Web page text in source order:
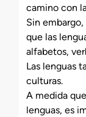
camino con
Sin
que las
alfabetos,
Las lenguas
culturas.
A medida
lenguas, es